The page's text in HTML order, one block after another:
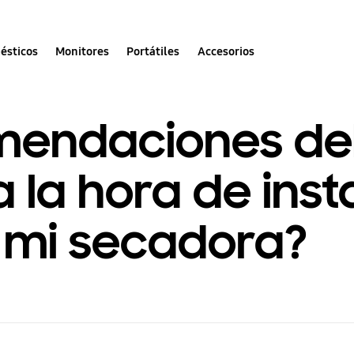
Monitores Portátiles Accesorios
la hora de
secadora?